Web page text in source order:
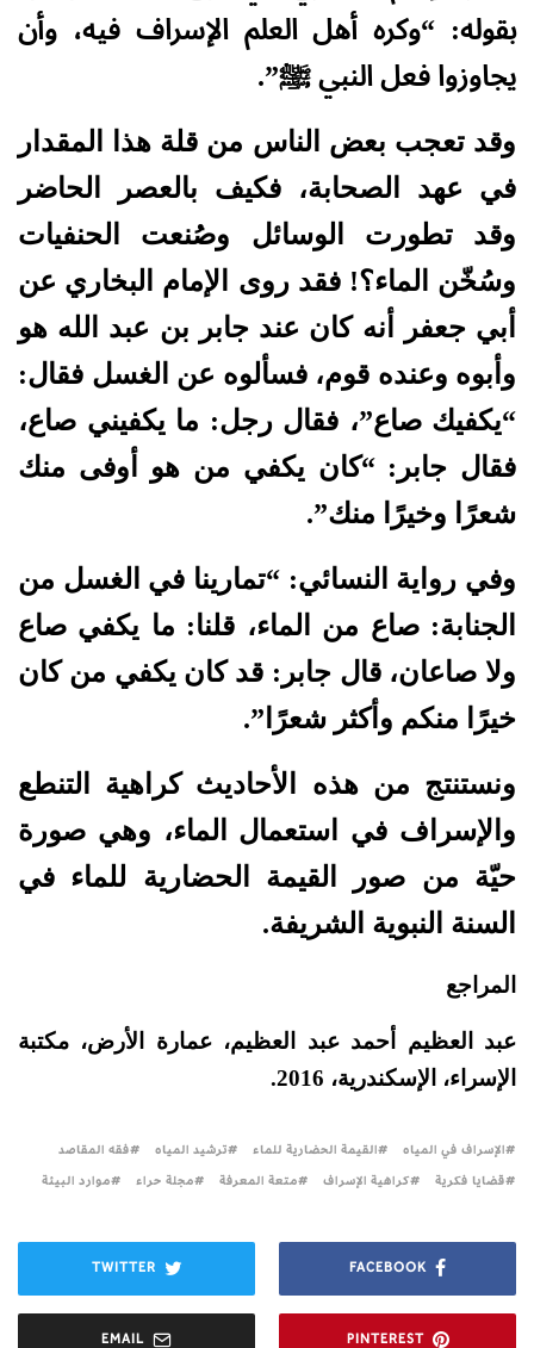
بقوله: “وكره أهل العلم الإسراف فيه، وأن
يجاوزوا فعل النبي ﷺ”.
وقد تعجب بعض الناس من قلة هذا المقدار
في عهد الصحابة، فكيف بالعصر الحاضر
وقد تطورت الوسائل وصُنعت الحنفيات
وسُخّن الماء؟! فقد روى الإمام البخاري عن
أبي جعفر أنه كان عند جابر بن عبد الله هو
وأبوه وعنده قوم، فسألوه عن الغسل فقال:
“يكفيك صاع”، فقال رجل: ما يكفيني صاع،
فقال جابر: “كان يكفي من هو أوفى منك
شعرًا وخيرًا منك”.
وفي رواية النسائي: “تمارينا في الغسل من
الجنابة: صاع من الماء، قلنا: ما يكفي صاع
ولا صاعان، قال جابر: قد كان يكفي من كان
خيرًا منكم وأكثر شعرًا”.
ونستنتج من هذه الأحاديث كراهية التنطع
والإسراف في استعمال الماء، وهي صورة
حيّة من صور القيمة الحضارية للماء في
السنة النبوية الشريفة.
المراجع
عبد العظيم أحمد عبد العظيم، عمارة الأرض، مكتبة
الإسراء، الإسكندرية، 2016.
الإسراف في المياه القيمة الحضارية للماء ترشيد المياه
فقه المقاصد
قضايا فكرية
كراهية الإسراف متعة المعرفة مجلة حراء موارد البيئة
FACEBOOK
TWITTER
PINTEREST
EMAIL